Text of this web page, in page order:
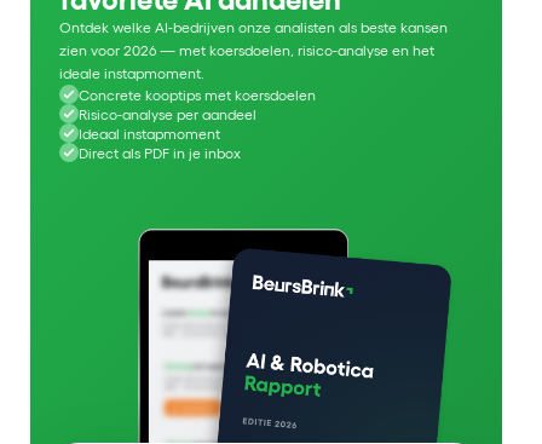
Ontdek welke AI-bedrijven onze analisten als beste kansen
zien voor 2026 — met koersdoelen, risico-analyse en het
ideale instapmoment.
Concrete kooptips met koersdoelen
Risico-analyse per aandeel
Ideaal instapmoment
Direct als PDF in je inbox